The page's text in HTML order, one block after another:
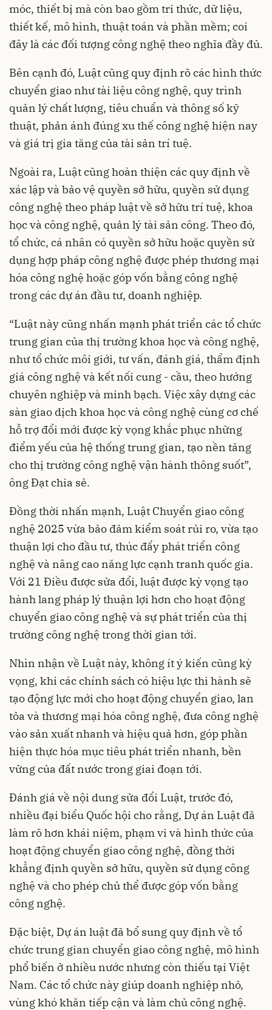
móc, thiết bị mà còn bao gồm tri thức, dữ liệu,
thiết kế, mô hình, thuật toán và phần mềm; coi
đây là các đối tượng công nghệ theo nghĩa đầy đủ.
Bên cạnh đó, Luật cũng quy định rõ các hình thức
chuyển giao như tài liệu công nghệ, quy trình
quản lý chất lượng, tiêu chuẩn và thông số kỹ
thuật, phản ánh đúng xu thế công nghệ hiện nay
và giá trị gia tăng của tài sản trí tuệ.
Ngoài ra, Luật cũng hoàn thiện các quy định về
xác lập và bảo vệ quyền sở hữu, quyền sử dụng
công nghệ theo pháp luật về sở hữu trí tuệ, khoa
học và công nghệ, quản lý tài sản công. Theo đó,
tổ chức, cá nhân có quyền sở hữu hoặc quyền sử
dụng hợp pháp công nghệ được phép thương mại
hóa công nghệ hoặc góp vốn bằng công nghệ
trong các dự án đầu tư, doanh nghiệp.
“Luật này cũng nhấn mạnh phát triển các tổ chức
trung gian của thị trường khoa học và công nghệ,
như tổ chức môi giới, tư vấn, đánh giá, thẩm định
giá công nghệ và kết nối cung - cầu, theo hướng
chuyên nghiệp và minh bạch. Việc xây dựng các
sàn giao dịch khoa học và công nghệ cùng cơ chế
hỗ trợ đổi mới được kỳ vọng khắc phục những
điểm yếu của hệ thống trung gian, tạo nền tảng
cho thị trường công nghệ vận hành thông suốt”,
ông Đạt chia sẻ.
Đồng thời nhấn mạnh, Luật Chuyển giao công
nghệ 2025 vừa bảo đảm kiểm soát rủi ro, vừa tạo
thuận lợi cho đầu tư, thúc đẩy phát triển công
nghệ và nâng cao năng lực cạnh tranh quốc gia.
Với 21 Điều được sửa đổi, luật được kỳ vọng tạo
hành lang pháp lý thuận lợi hơn cho hoạt động
chuyển giao công nghệ và sự phát triển của thị
trường công nghệ trong thời gian tới.
Nhìn nhận về Luật này, không ít ý kiến cũng kỳ
vọng, khi các chính sách có hiệu lực thi hành sẽ
tạo động lực mới cho hoạt động chuyển giao, lan
tỏa và thương mại hóa công nghệ, đưa công nghệ
vào sản xuất nhanh và hiệu quả hơn, góp phần
hiện thực hóa mục tiêu phát triển nhanh, bền
vững của đất nước trong giai đoạn tới.
Đánh giá về nội dung sửa đổi Luật, trước đó,
nhiều đại biểu Quốc hội cho rằng, Dự án Luật đã
làm rõ hơn khái niệm, phạm vi và hình thức của
hoạt động chuyển giao công nghệ, đồng thời
khẳng định quyền sở hữu, quyền sử dụng công
nghệ và cho phép chủ thể được góp vốn bằng
công nghệ.
Đặc biệt, Dự án luật đã bổ sung quy định về tổ
chức trung gian chuyển giao công nghệ, mô hình
phổ biến ở nhiều nước nhưng còn thiếu tại Việt
Nam. Các tổ chức này giúp doanh nghiệp nhỏ,
vùng khó khăn tiếp cận và làm chủ công nghệ.